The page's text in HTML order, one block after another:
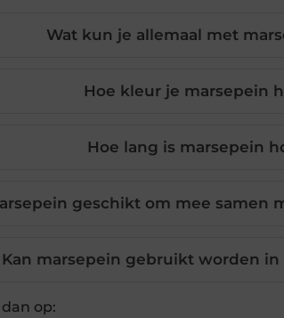
Wat kun je allemaal met
Hoe kleur je marsepein
Hoe lang is marsepein
geschikt om mee samen
Kan marsepein gebruikt worden in
op: